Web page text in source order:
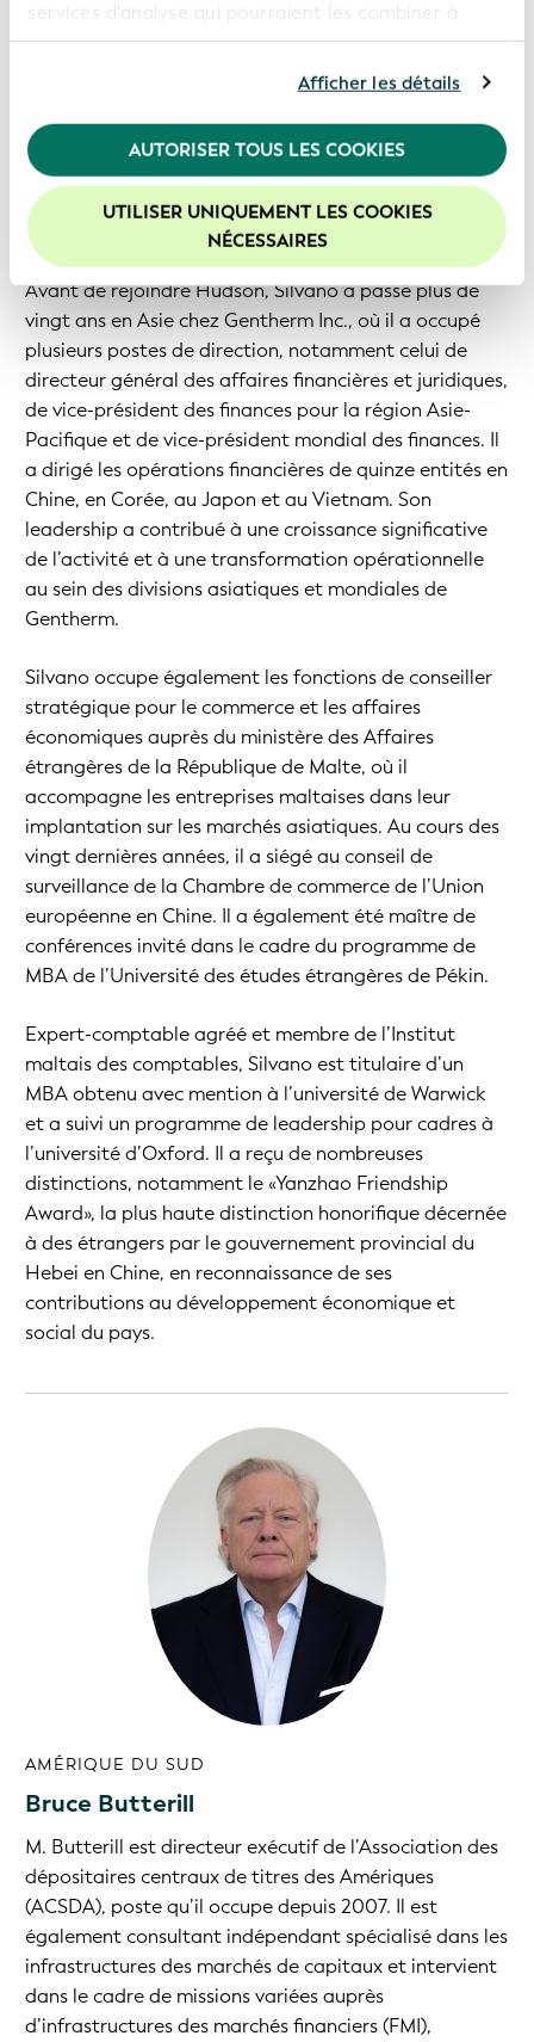
services d'analyse qui pourraient les combiner à
d'autres informations que vous leur avez fournies ou
utilisation de leurs services. En poursuivant
l'utilisation de notre site Web, vous consentez à
l'utilisation de nos cookies. Pour de plus amples
informations, veuillez consulter notrePolitique de
confidentialité
Nous vous recommandons d'activer les cookies afin
d'améliorer votre expérience sur notre site Web.
Afficher les détails
AUTORISER TOUS LES COOKIES
UTILISER UNIQUEMENT LES COOKIES
NÉCESSAIRES
Silvano Azzopardi
d’expérience dans les domaines de la finance, du
Europe, en Asie et en Afrique. Il occupe actuellement
le poste de directeur financier du groupe Hudson
Holdings Ltd., un groupe multinational de vente au
détail et de distribution présent dans huit pays.
Avant de rejoindre Hudson, Silvano a passé plus de
vingt ans en Asie chez Gentherm Inc., où il a occupé
plusieurs postes de direction, notamment celui de
directeur général des affaires financières et juridiques,
de vice-président des finances pour la région Asie-
Pacifique et de vice-président mondial des finances. Il
a dirigé les opérations financières de quinze entités en
Chine, en Corée, au Japon et au Vietnam. Son
leadership a contribué à une croissance significative
de l’activité et à une transformation opérationnelle
au sein des divisions asiatiques et mondiales de
Gentherm.
Silvano occupe également les fonctions de conseiller
stratégique pour le commerce et les affaires
économiques auprès du ministère des Affaires
étrangères de la République de Malte, où il
accompagne les entreprises maltaises dans leur
implantation sur les marchés asiatiques. Au cours des
vingt dernières années, il a siégé au conseil de
surveillance de la Chambre de commerce de l’Union
européenne en Chine. Il a également été maître de
conférences invité dans le cadre du programme de
MBA de l’Université des études étrangères de Pékin.
Expert-comptable agréé et membre de l’Institut
maltais des comptables, Silvano est titulaire d’un
MBA obtenu avec mention à l’université de Warwick
et a suivi un programme de leadership pour cadres à
l’université d’Oxford. Il a reçu de nombreuses
distinctions, notamment le «Yanzhao Friendship
Award», la plus haute distinction honorifique décernée
à des étrangers par le gouvernement provincial du
Hebei en Chine, en reconnaissance de ses
contributions au développement économique et
social du pays.
AMÉRIQUE DU SUD
Bruce Butterill
M. Butterill est directeur exécutif de l’Association des
dépositaires centraux de titres des Amériques
(ACSDA), poste qu’il occupe depuis 2007. Il est
également consultant indépendant spécialisé dans les
infrastructures des marchés de capitaux et intervient
dans le cadre de missions variées auprès
d’infrastructures des marchés financiers (FMI),